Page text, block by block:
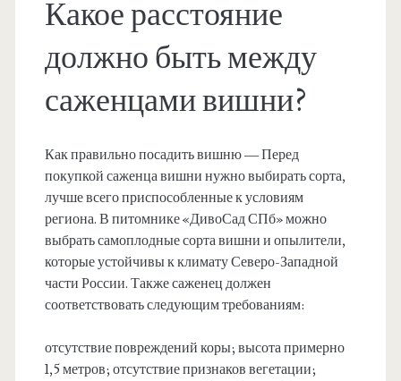
Какое расстояние
должно быть между
саженцами вишни?
Как правильно посадить вишню — Перед
покупкой саженца вишни нужно выбирать сорта,
лучше всего приспособленные к условиям
региона. В питомнике «ДивоСад СПб» можно
выбрать самоплодные сорта вишни и опылители,
которые устойчивы к климату Северо-Западной
части России. Также саженец должен
соответствовать следующим требованиям:
отсутствие повреждений коры; высота примерно
1,5 метров; отсутствие признаков вегетации;